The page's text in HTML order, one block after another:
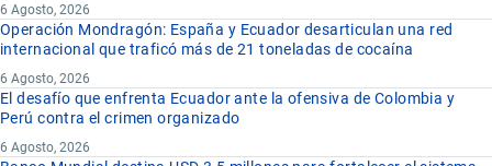
6 Agosto, 2026
Operación Mondragón: España y Ecuador desarticulan una red
internacional que traficó más de 21 toneladas de cocaína
6 Agosto, 2026
El desafío que enfrenta Ecuador ante la ofensiva de Colombia y
Perú contra el crimen organizado
6 Agosto, 2026